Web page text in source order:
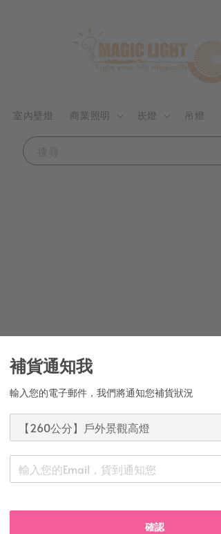
室內壁燈 商業照明 崁燈 吊燈
補貨通知我
輸入您的電子郵件，我們將通知您補貨狀況
確認